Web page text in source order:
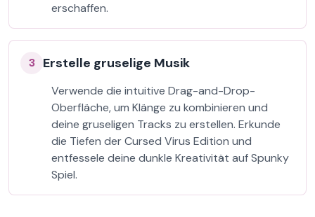
erschaffen.
3 Erstelle gruselige Musik
Verwende die intuitive Drag-and-Drop-
Oberfläche, um Klänge zu kombinieren und
deine gruseligen Tracks zu erstellen. Erkunde
die Tiefen der Cursed Virus Edition und
entfessele deine dunkle Kreativität auf Spunky
Spiel.